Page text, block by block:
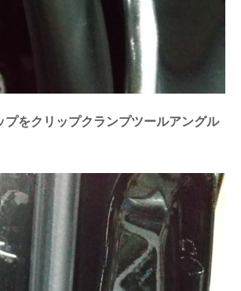
プをクリップクランプツールアングル